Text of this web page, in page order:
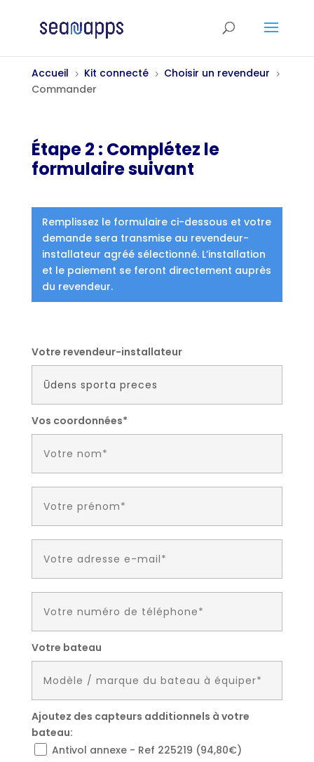
Accueil 5 Kit connecté 5 Choisir un revendeur 5
Commander
Étape 2 : Complétez le
formulaire suivant
Remplissez le formulaire ci-dessous et votre
demande sera transmise au revendeur-
installateur agréé sélectionné. L’installation
et le paiement se feront directement auprès
du revendeur.
Votre revendeur-installateur
Vos coordonnées*
Votre bateau
Ajoutez des capteurs additionnels à votre
bateau:
Antivol annexe - Ref 225219 (94,80€)